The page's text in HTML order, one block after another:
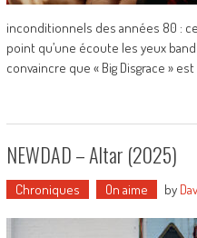
inconditionnels des années 80 :
point qu’une écoute les yeux
convaincre que « Big Disgrace »
NEWDAD – Altar (2025)
Chroniques On aime by